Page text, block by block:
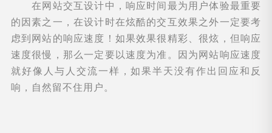
在网站交互设计中，响应时间最为用户体验最重要
的因素之一，在设计时在炫酷的交互效果之外一定要考
虑到网站的响应速度！如果效果很精彩、很炫，但响应
速度很慢，那么一定要以速度为准。因为网站响应速度
就好像人与人交流一样，如果半天没有作出回应和反
响，自然留不住用户。